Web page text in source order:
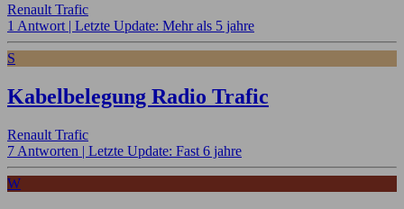
Renault Trafic
1 Antwort | Letzte Update: Mehr als 5 jahre
S
Kabelbelegung Radio Trafic
Renault Trafic
7 Antworten | Letzte Update: Fast 6 jahre
W